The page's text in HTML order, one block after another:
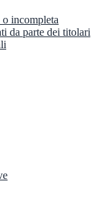
o incompleta
da parte dei titolari